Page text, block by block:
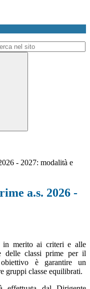
- 2027: modalità e
a.s. 2026 -
in merito ai criteri e alle
delle classi prime per il
è garantire un
gruppi classe equilibrati.